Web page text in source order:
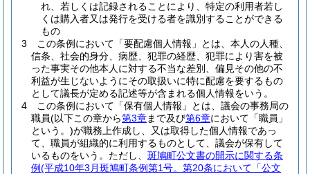
れ、若しくは記録されることにより、特定の利用者若し
くは購入者又は発行を受ける者を識別することができる
もの
3
この条例において「要配慮個人情報」とは、本人の人種、
信条、社会的身分、病歴、犯罪の経歴、犯罪により害を被
った事実その他本人に対する不当な差別、偏見その他の不
利益が生じないようにその取扱いに特に配慮を要するもの
として議長が定める記述等が含まれる個人情報をいう。
4
この条例において「保有個人情報」とは、議会の事務局の
職員(以下この章から第3章まで及び第6章において「職員」
という。)が職務上作成し、又は取得した個人情報であっ
て、職員が組織的に利用するものとして、議会が保有して
いるものをいう。 ただし、 斑鳩町公文書の開示に関する条
例(平成10年3月斑鳩町条例第1号。第20条において「公文